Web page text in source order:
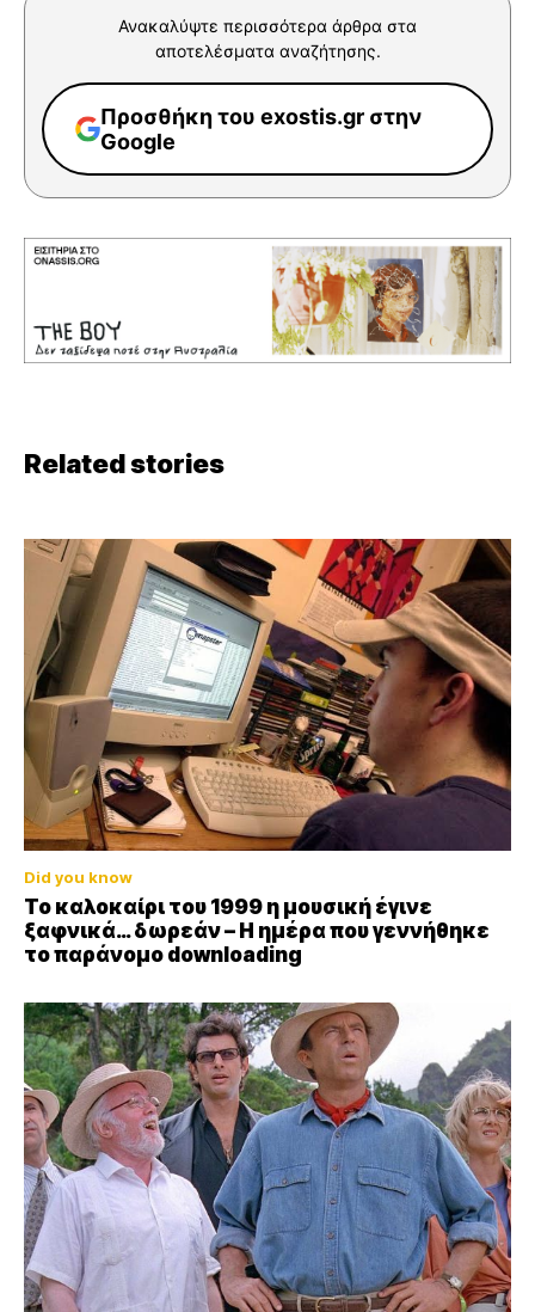
Ανακαλύψτε περισσότερα άρθρα στα
αποτελέσματα αναζήτησης.
Προσθήκη του exostis.gr στην
Google
Related stories
Did you know
Το καλοκαίρι του 1999 η μουσική έγινε
ξαφνικά… δωρεάν – Η ημέρα που γεννήθηκε
το παράνομο downloading